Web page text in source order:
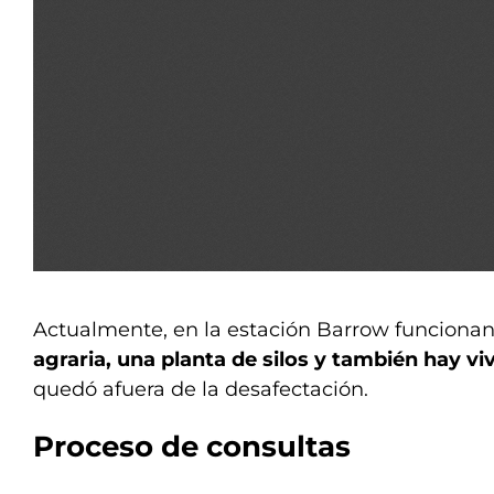
Actualmente, en la estación Barrow
agraria, una planta de silos y también hay
quedó afuera de la desafectación.
Proceso de consultas